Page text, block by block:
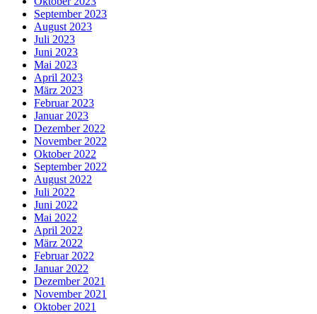
September 2023
August 2023
Juli 2023
Juni 2023
Mai 2023
April 2023
März 2023
Februar 2023
Januar 2023
Dezember 2022
November 2022
Oktober 2022
September 2022
August 2022
Juli 2022
Juni 2022
Mai 2022
April 2022
März 2022
Februar 2022
Januar 2022
Dezember 2021
November 2021
Oktober 2021